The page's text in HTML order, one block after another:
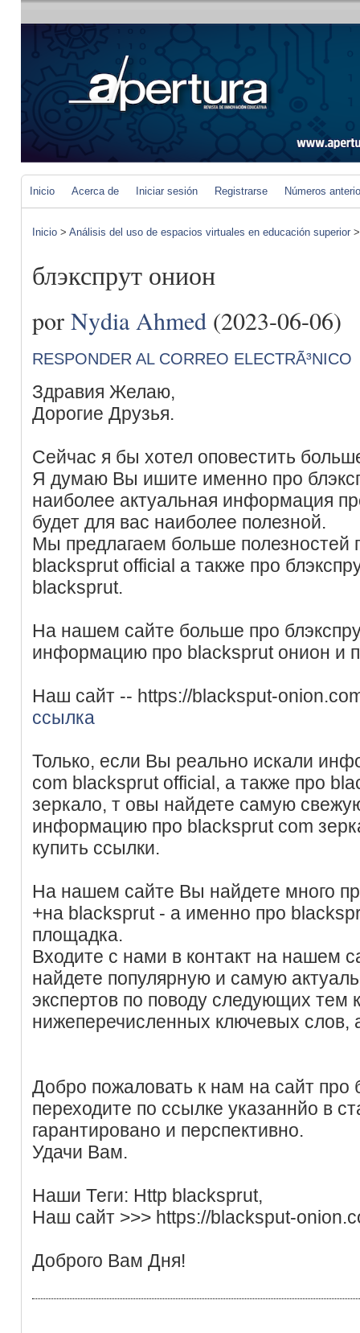
Inicio Acerca de Iniciar sesión Registrarse Números
Inicio > Análisis del uso de espacios virtuales en educación superior
блэкспрут онион
por Nydia Ahmed (2023-06-06)
RESPONDER AL CORREO ELECTRÃ³NICO
Здравия Желаю,
Дорогие Друзья.
Сейчас я бы хотел оповестить
Я думаю Вы ишите именно про
наиболее актуальная информация
будет для вас наиболее полезной.
Мы предлагаем больше полезностей
blacksprut official а также про
blacksprut.
На нашем сайте больше про
информацию про blacksprut онион и
Наш сайт -- https://blacksput-
ссылка
Только, если Вы реально искали
com blacksprut official, а также про
зеркало, т овы найдете самую
информацию про blacksprut com
купить ссылки.
На нашем сайте Вы найдете много
+на blacksprut - а именно про
площадка.
Входите с нами в контакт на нашем
найдете популярную и самую
экспертов по поводу следующих тем
нижеперечисленных ключевых слов,
Добро пожаловать к нам на сайт про
переходите по ссылке указаннйо в
гарантировано и перспективно.
Удачи Вам.
Наши Теги: Http blacksprut,
Наш сайт >>> https://blacksput-
Доброго Вам Дня!